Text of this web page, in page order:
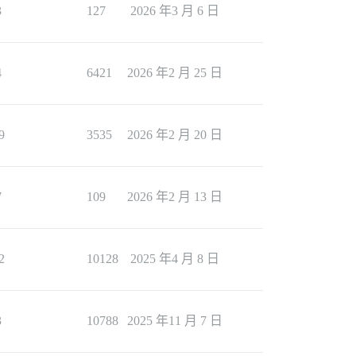
127 2026 年3 月 6 日
6421 2026 年2 月 25 日
3535 2026 年2 月 20 日
109 2026 年2 月 13 日
10128 2025 年4 月 8 日
10788 2025 年11 月 7 日